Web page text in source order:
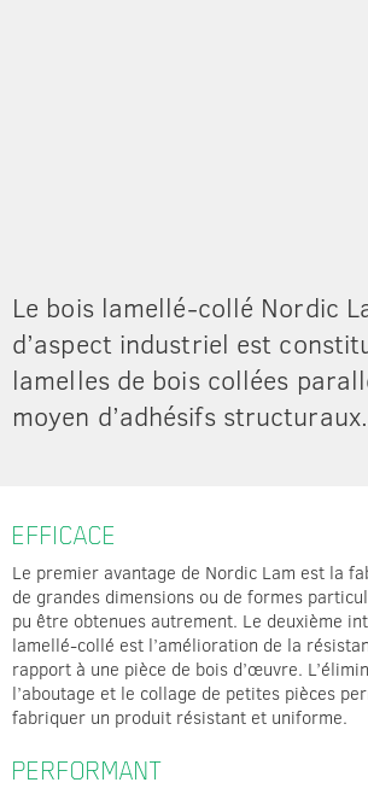
Le bois lamellé-collé Nordic
d’aspect industriel est
lamelles de bois collées
moyen d’adhésifs structuraux.
EFFICACE
Le premier avantage de Nordic Lam est la
de grandes dimensions ou de formes
pu être obtenues autrement. Le deuxième
lamellé-collé est l’amélioration de la
rapport à une pièce de bois d’œuvre.
l’aboutage et le collage de petites pièces
fabriquer un produit résistant et uniforme.
PERFORMANT